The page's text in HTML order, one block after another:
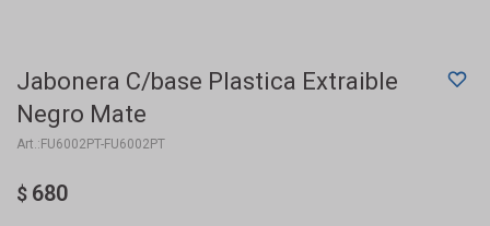
Jabonera C/base Plastica Extraible
Negro Mate
FU6002PT-FU6002PT
$ 680